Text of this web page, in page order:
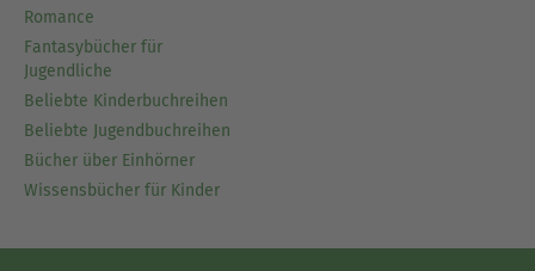
Romance
Fantasybücher für
Jugendliche
Beliebte Kinderbuchreihen
Beliebte Jugendbuchreihen
Bücher über Einhörner
Wissensbücher für Kinder